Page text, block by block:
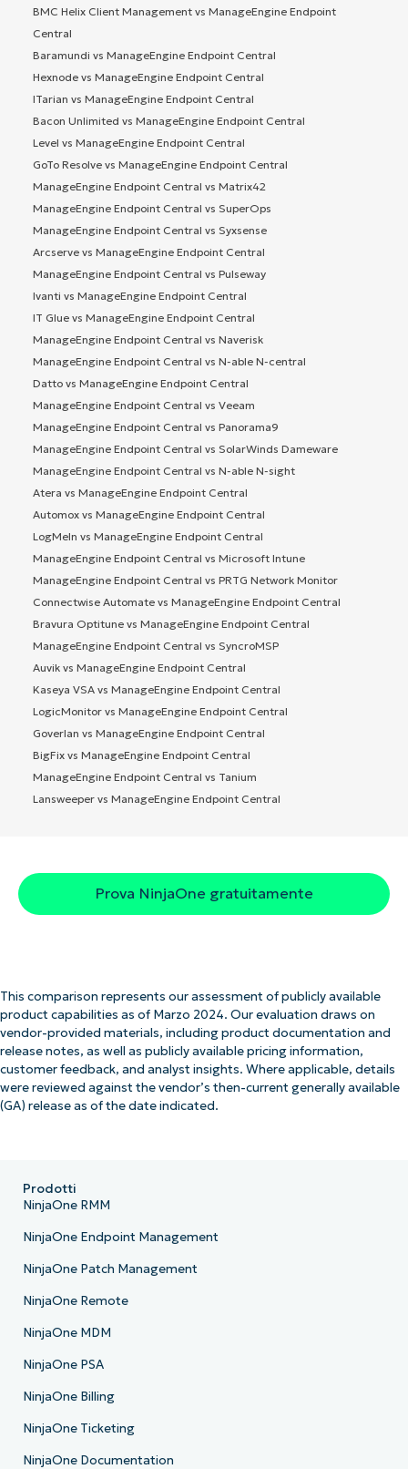
BMC Helix Client Management vs ManageEngine Endpoint
Central
Baramundi vs ManageEngine Endpoint Central
Hexnode vs ManageEngine Endpoint Central
ITarian vs ManageEngine Endpoint Central
Bacon Unlimited vs ManageEngine Endpoint Central
Level vs ManageEngine Endpoint Central
GoTo Resolve vs ManageEngine Endpoint Central
ManageEngine Endpoint Central vs Matrix42
ManageEngine Endpoint Central vs SuperOps
ManageEngine Endpoint Central vs Syxsense
Arcserve vs ManageEngine Endpoint Central
ManageEngine Endpoint Central vs Pulseway
Ivanti vs ManageEngine Endpoint Central
IT Glue vs ManageEngine Endpoint Central
ManageEngine Endpoint Central vs Naverisk
ManageEngine Endpoint Central vs N-able N-central
Datto vs ManageEngine Endpoint Central
ManageEngine Endpoint Central vs Veeam
ManageEngine Endpoint Central vs Panorama9
ManageEngine Endpoint Central vs SolarWinds Dameware
ManageEngine Endpoint Central vs N-able N-sight
Atera vs ManageEngine Endpoint Central
Automox vs ManageEngine Endpoint Central
LogMeIn vs ManageEngine Endpoint Central
ManageEngine Endpoint Central vs Microsoft Intune
ManageEngine Endpoint Central vs PRTG Network Monitor
Connectwise Automate vs ManageEngine Endpoint Central
Bravura Optitune vs ManageEngine Endpoint Central
ManageEngine Endpoint Central vs SyncroMSP
Auvik vs ManageEngine Endpoint Central
Kaseya VSA vs ManageEngine Endpoint Central
LogicMonitor vs ManageEngine Endpoint Central
Goverlan vs ManageEngine Endpoint Central
BigFix vs ManageEngine Endpoint Central
ManageEngine Endpoint Central vs Tanium
Lansweeper vs ManageEngine Endpoint Central
Prova NinjaOne gratuitamente
This comparison represents our assessment of publicly available
product capabilities as of Marzo 2024. Our evaluation draws on
vendor-provided materials, including product documentation and
release notes, as well as publicly available pricing information,
customer feedback, and analyst insights. Where applicable, details
were reviewed against the vendor’s then-current generally available
(GA) release as of the date indicated.
Prodotti
NinjaOne RMM
NinjaOne Endpoint Management
NinjaOne Patch Management
NinjaOne Remote
NinjaOne MDM
NinjaOne PSA
NinjaOne Billing
NinjaOne Ticketing
NinjaOne Documentation